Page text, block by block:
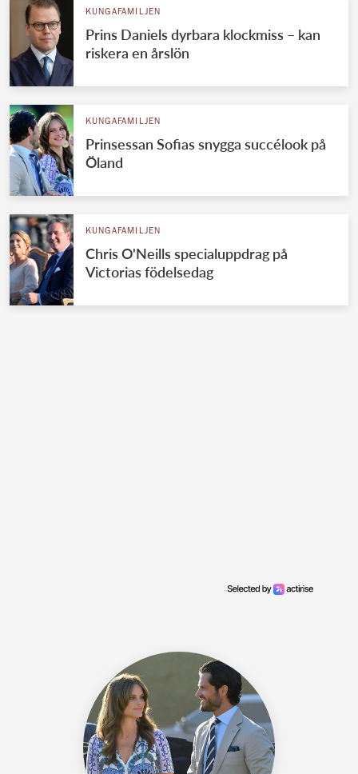
KUNGAFAMILJEN
Prins Daniels dyrbara klockmiss – kan
riskera en årslön
KUNGAFAMILJEN
Prinsessan Sofias snygga succélook på
Öland
KUNGAFAMILJEN
Chris O'Neills specialuppdrag på
Victorias födelsedag